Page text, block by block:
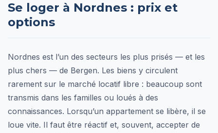
Se loger à Nordnes : prix et
options
Nordnes est l’un des secteurs les plus prisés — et les
plus chers — de Bergen. Les biens y circulent
rarement sur le marché locatif libre : beaucoup sont
transmis dans les familles ou loués à des
connaissances. Lorsqu’un appartement se libère, il se
loue vite. Il faut être réactif et, souvent, accepter de